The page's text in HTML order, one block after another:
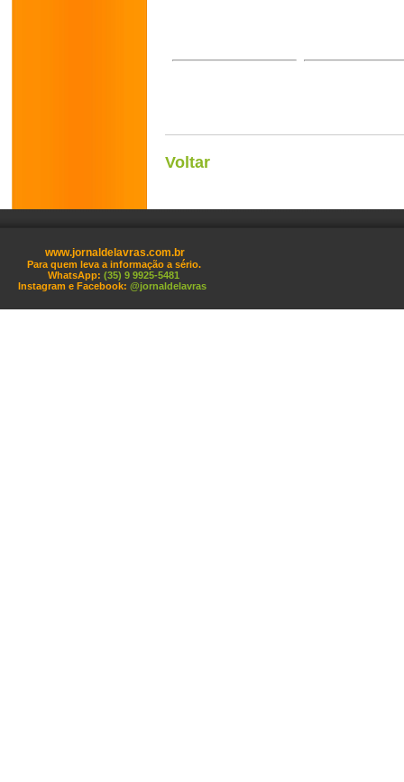
Voltar
www.jornaldelavras.com.br
Para quem leva a informação a sério.
WhatsApp: (35) 9 9925-5481
Instagram e Facebook: @jornaldelavras